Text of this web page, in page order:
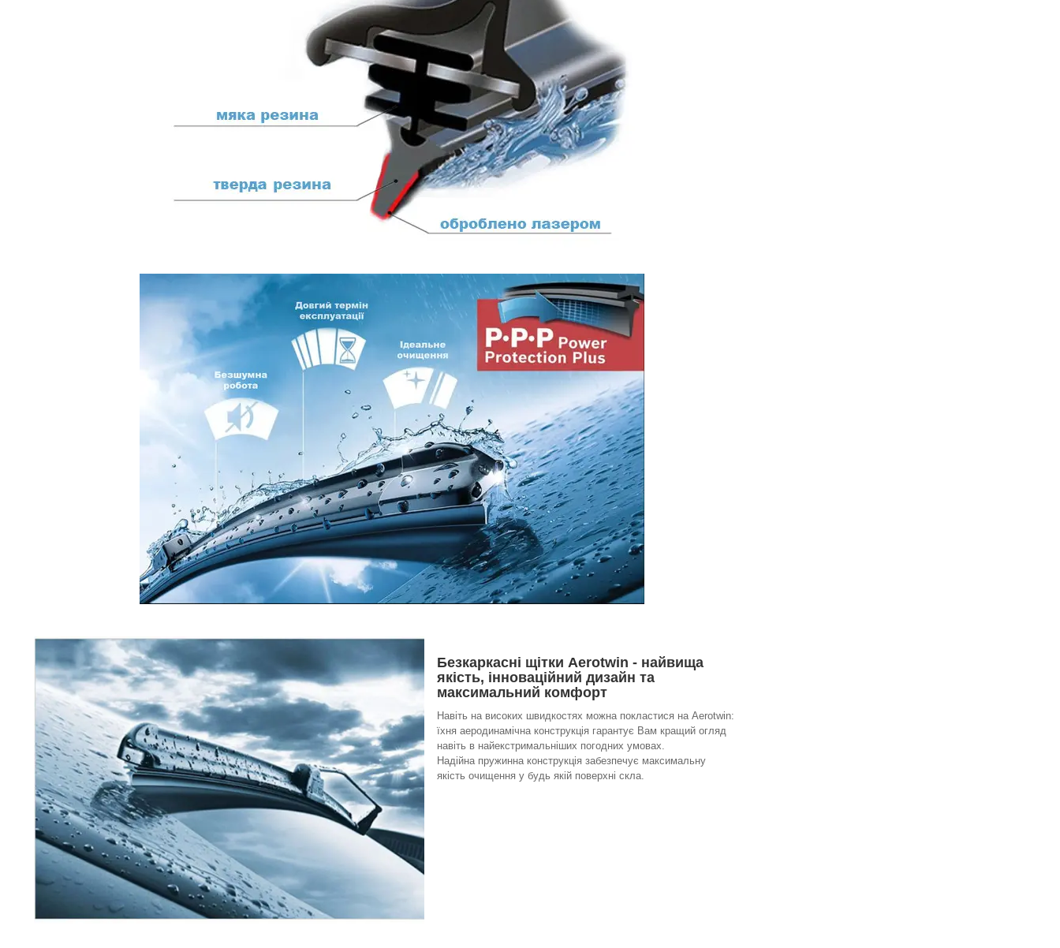
Безкаркасні щітки Aerotwin - найвища
якість, інноваційний дизайн та
максимальний комфорт
Навіть на високих швидкостях можна покластися на Aerotwin:
їхня аеродинамічна конструкція гарантує Вам кращий огляд
навіть в найекстримальніших погодних умовах.
Надійна пружинна конструкція забезпечує максимальну
якість очищення у будь якій поверхні скла.